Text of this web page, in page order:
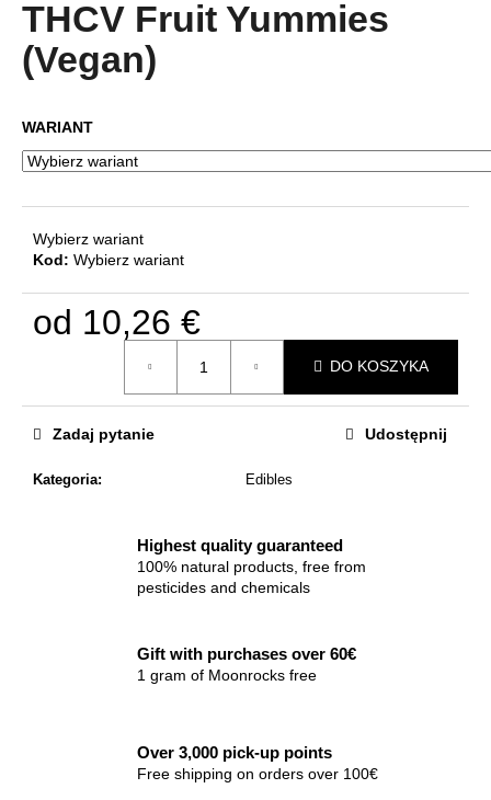
wynosi
4,8
na
THCV Fruit Yummies
(Vegan)
WARIANT
Wybierz wariant
Kod: Wybierz wariant
od 10,26 €
DO KOSZYKA
Kategoria: Edibles
Zadaj pytanie Udostępnij
Highest quality guaranteed
100% natural products, free from
pesticides and chemicals
Gift with purchases over 60€
1 gram of Moonrocks free
Over 3,000 pick-up points
Free shipping on orders over 100€
SZUKAJ
P
o
a
m